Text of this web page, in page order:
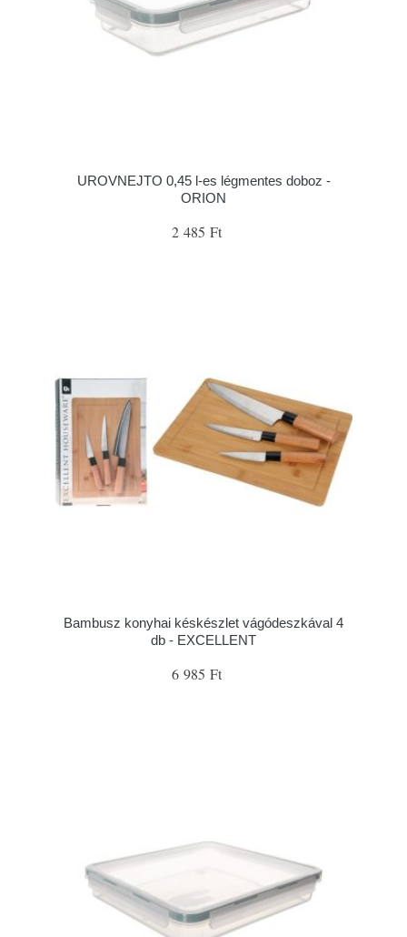
UROVNEJTO 0,45 l-es légmentes doboz -
ORION
2 485 Ft
Bambusz konyhai késkészlet vágódeszkával 4
db - EXCELLENT
6 985 Ft